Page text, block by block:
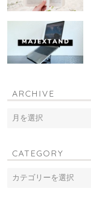
ARCHIVE
CATEGORY